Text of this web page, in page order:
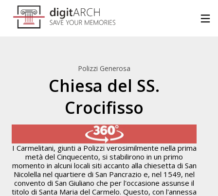
Polizzi Generosa
Chiesa del SS.
Crocifisso
I Carmelitani, giunti a Polizzi verosimilmente nella prima
metà del Cinquecento, si stabilirono in un primo
momento in alcuni locali siti accanto alla chiesetta di San
Nicolella nel quartiere di San Pancrazio e, nel 1549, nel
convento di San Giuliano che per l'occasione assunse il
titolo di Santa Maria del Carmelo. Questo, con l'annessa